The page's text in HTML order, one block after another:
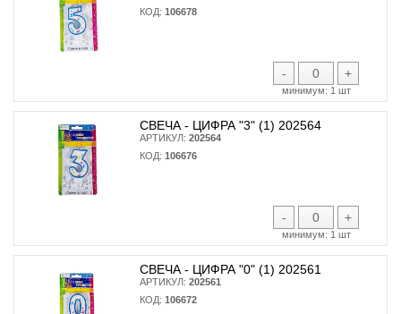
КОД: 106678
- +
минимум: 1 шт
СВЕЧА - ЦИФРА "3" (1) 202564
АРТИКУЛ: 202564
КОД: 106676
- +
минимум: 1 шт
СВЕЧА - ЦИФРА "0" (1) 202561
АРТИКУЛ: 202561
КОД: 106672